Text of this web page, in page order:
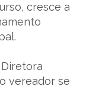
cresce a
vereador se